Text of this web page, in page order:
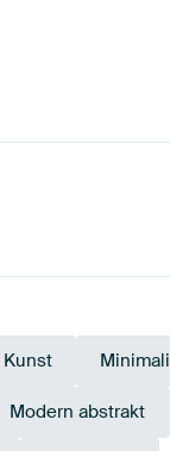
Modern abstrakt